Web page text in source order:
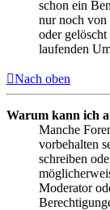
schon ein
nur noch von
oder
laufenden
Nach oben
Warum kann ich
Manche
vorbehalten
schreiben
Moderator